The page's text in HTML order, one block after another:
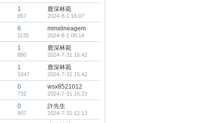
1
857
鹿深林菀
2024-8-1 16:07
6
1135
mmxlineagem
2024-8-1 08:14
1
880
鹿深林菀
2024-7-31 15:42
1
1047
鹿深林菀
2024-7-31 15:42
0
732
wsx8521012
2024-7-31 15:23
0
907
許先生
2024-7-31 12:13